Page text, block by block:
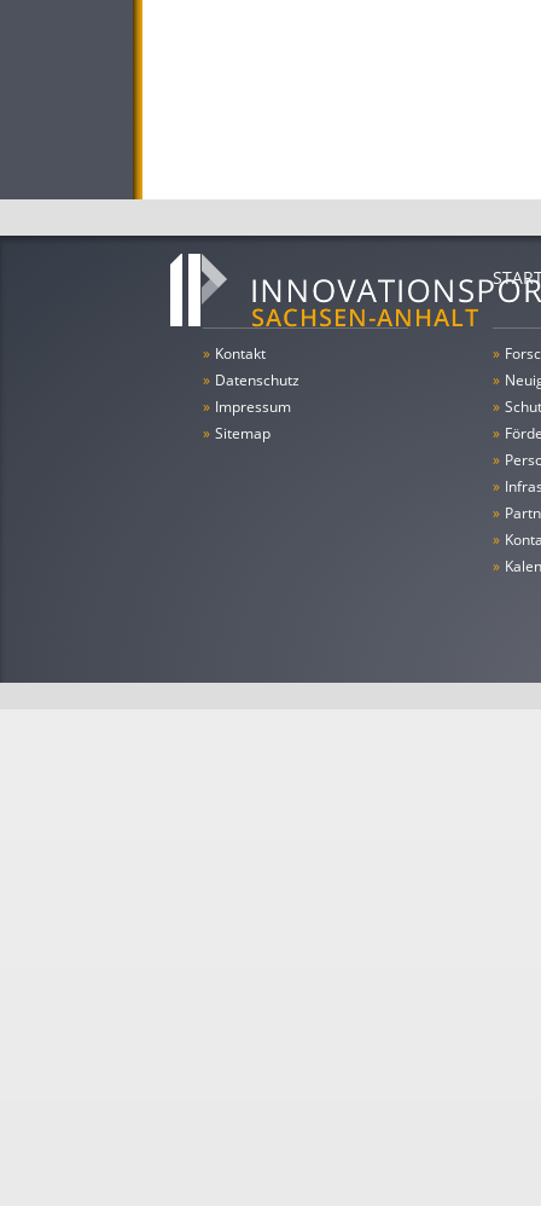
» Kontakt
» Datenschutz
» Impressum
» Sitemap
»
»
»
»
»
»
»
»
»